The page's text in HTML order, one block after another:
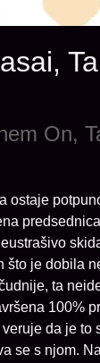
On,
ostaje
što je dobila
ta
100%
da je to
se s njom.